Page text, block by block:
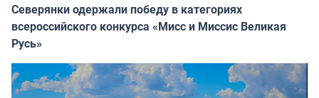
Северянки одержали победу в категориях
всероссийского конкурса «Мисс и Миссис Великая
Русь»